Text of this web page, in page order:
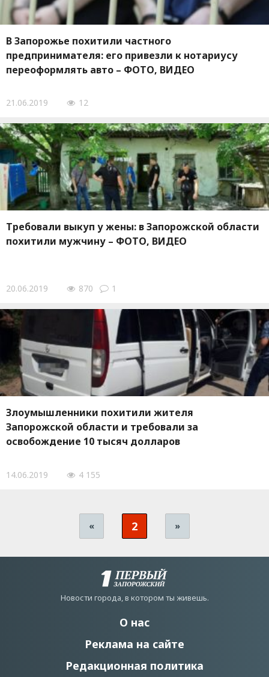
В Запорожье похитили частного
предпринимателя: его привезли к нотариусу
переоформлять авто – ФОТО, ВИДЕО
21.06.2019 12
Требовали выкуп у жены: в Запорожской области
похитили мужчину – ФОТО, ВИДЕО
20.06.2019 870 1
Злоумышленники похитили жителя
Запорожской области и требовали за
освобождение 10 тысяч долларов
14.06.2019 4 155
« 2 »
Новости города, в котором ты живешь.
О нас
Реклама на сайте
Редакционная политика